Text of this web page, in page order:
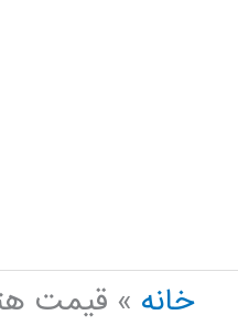
خانه
قیمت